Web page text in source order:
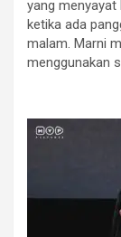
yang
ketika ada
malam. Marni
menggunakan